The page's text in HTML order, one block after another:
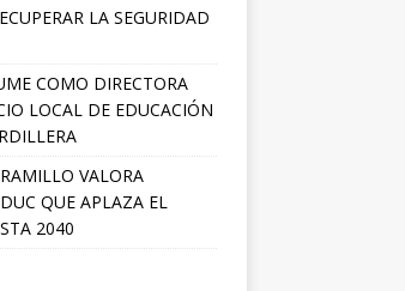
LA SEGURIDAD
COMO DIRECTORA
LOCAL DE EDUCACIÓN
VALORA
QUE APLAZA EL
2040